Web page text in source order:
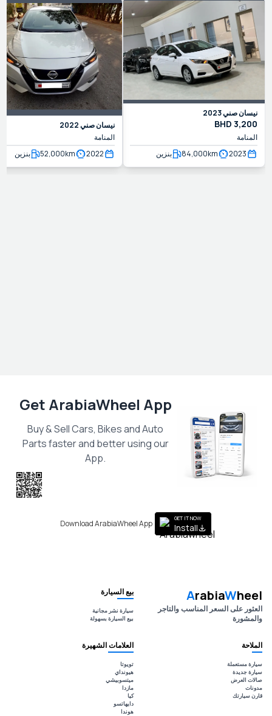
نيسانصني2023
BHD 3,200
المنامة
2023
84,000km بنزين
نيسانصني2022
المنامة
2022
52,000km بنزين
Get ArabiaWheel App
Buy & Sell Cars, Bikes and Auto
Parts faster and better using our
App.
Download ArabiaWheel App
GET IT NOW
Install
ArabiaWheel
العثور على السعر المناسب والتاجر
والمشورة
بيع السيارة
سيارة نشر مجانية
بيع السيارة بسهولة
الملاحة
سيارة مستعملة
سيارة جديدة
صالات العرض
مدونات
قارن سيارتك
العلامات الشهيرة
تويوتا
هيونداي
ميتسوبيشي
مازدا
كيا
دايهاتسو
هوندا